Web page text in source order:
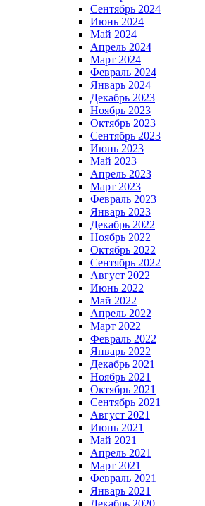
Сентябрь 2024
Июнь 2024
Май 2024
Апрель 2024
Март 2024
Февраль 2024
Январь 2024
Декабрь 2023
Ноябрь 2023
Октябрь 2023
Сентябрь 2023
Июнь 2023
Май 2023
Апрель 2023
Март 2023
Февраль 2023
Январь 2023
Декабрь 2022
Ноябрь 2022
Октябрь 2022
Сентябрь 2022
Август 2022
Июнь 2022
Май 2022
Апрель 2022
Март 2022
Февраль 2022
Январь 2022
Декабрь 2021
Ноябрь 2021
Октябрь 2021
Сентябрь 2021
Август 2021
Июнь 2021
Май 2021
Апрель 2021
Март 2021
Февраль 2021
Январь 2021
Декабрь 2020